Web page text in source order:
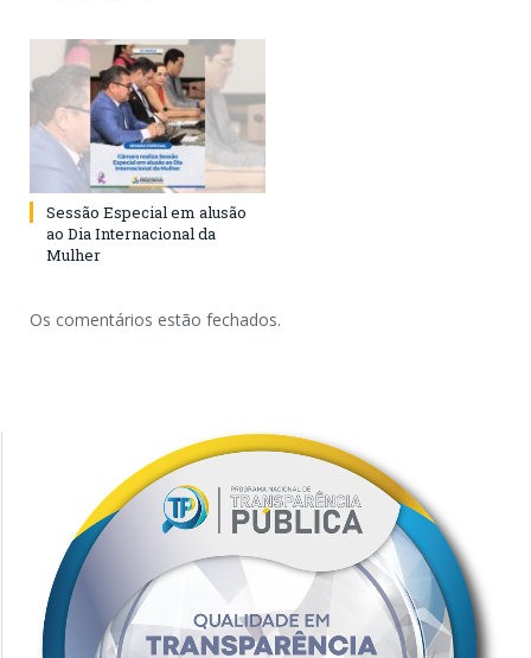
Sessão Especial em alusão
ao Dia Internacional da
Mulher
Os comentários estão fechados.